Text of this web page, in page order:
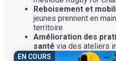
Reboisement et
jeunes prennent en
territoire
Amélioration des
santé via des ateliers
EN COURS